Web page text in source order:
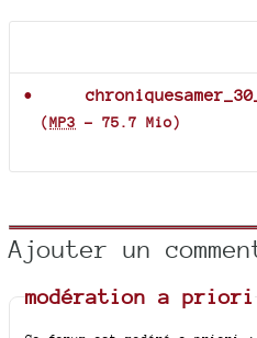
(MP3 - 75.7 Mio)
Ajouter un
modération a priori